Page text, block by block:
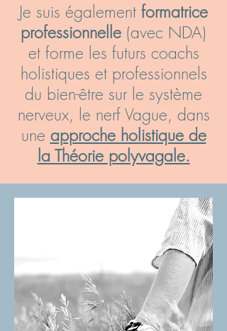
Je suis également formatrice
professionnelle (avec NDA)
et forme les futurs coachs
holistiques et professionnels
du bien-être sur le système
nerveux, le nerf Vague, dans
une approche holistique de
la Théorie polyvagale.